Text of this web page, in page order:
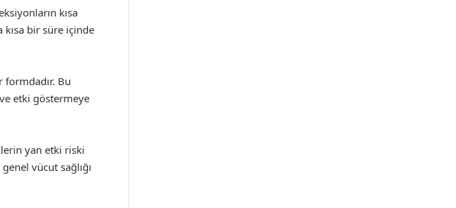
kısa
kısa bir süre içinde
Bu
etki göstermeye
yan etki riski
vücut sağlığı